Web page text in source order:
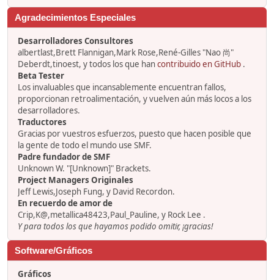
Agradecimientos Especiales
Desarrolladores Consultores
albertlast,Brett Flannigan,Mark Rose,René-Gilles "Nao 尚"
Deberdt,tinoest, y todos los que hancontribuido en GitHub .
Beta Tester
Los invaluables que incansablemente encuentran fallos,
proporcionan retroalimentación, y vuelven aún más locos a los
desarrolladores.
Traductores
Gracias por vuestros esfuerzos, puesto que hacen posible que
la gente de todo el mundo use SMF.
Padre fundador de SMF
Unknown W. "[Unknown]" Brackets.
Project Managers Originales
Jeff Lewis,Joseph Fung, y David Recordon.
En recuerdo de amor de
Crip,K@,metallica48423,Paul_Pauline, y Rock Lee .
Y para todos los que hayamos podido omitir, ¡gracias!
Software/Gráficos
Gráficos